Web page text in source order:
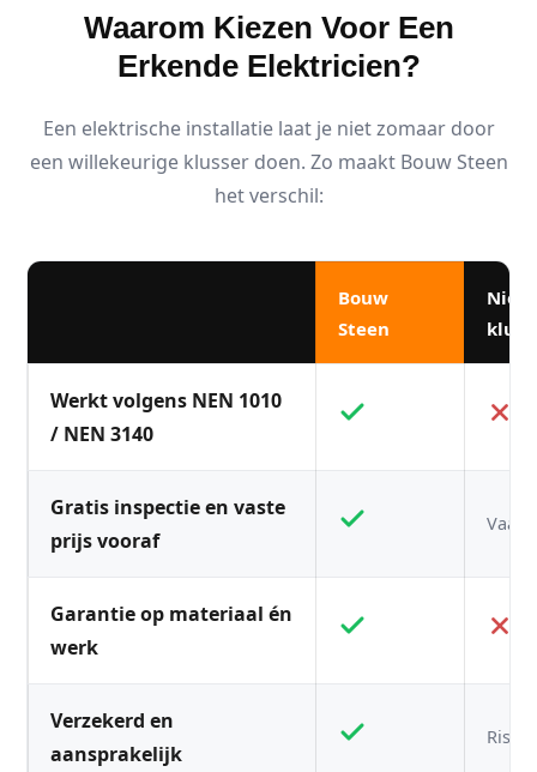
Waarom Kiezen Voor Een
Erkende Elektricien?
Een elektrische installatie laat je niet zomaar door
een willekeurige klusser doen. Zo maakt Bouw Steen
het verschil:
Bouw
Steen
Niet-
Werkt volgens NEN 1010
/ NEN 3140
Gratis inspectie en vaste
prijs vooraf
Vaak
Garantie op materiaal én
werk
Verzekerd en
aansprakelijk